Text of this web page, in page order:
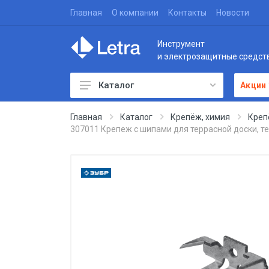
Главная О компании Контакты Новости
Инструмент
и электрозащитные
Каталог Акции
Главная Каталог Крепёж, химия
307011 Крепеж с шипами для террасной доски,